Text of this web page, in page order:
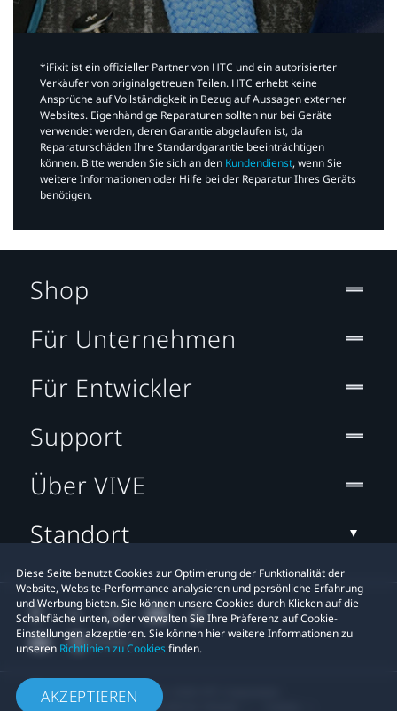
*iFixit ist ein offizieller Partner von HTC und ein autorisierter
Verkäufer von originalgetreuen Teilen. HTC erhebt keine
Ansprüche auf Vollständigkeit in Bezug auf Aussagen externer
Websites. Eigenhändige Reparaturen sollten nur bei Geräte
verwendet werden, deren Garantie abgelaufen ist, da
Reparaturschäden Ihre Standardgarantie beeinträchtigen
können. Bitte wenden Sie sich an den Kundendienst, wenn Sie
weitere Informationen oder Hilfe bei der Reparatur Ihres Geräts
benötigen.​
Diese Seite benutzt Cookies zur Optimierung der Funktionalität der
Website, Website-Performance analysieren und persönliche Erfahrung
und Werbung bieten. Sie können unsere Cookies durch Klicken auf die
Schaltfläche unten, oder verwalten Sie Ihre Präferenz auf Cookie-
Einstellungen akzeptieren. Sie können hier weitere Informationen zu
unseren Richtlinien zu Cookiesfinden.
AKZEPTIEREN
Shop
Für Unternehmen
Für Entwickler
Support
Über VIVE
Standort
© 2011-2026 HTC Corporation
Rechtlicher Hinweis